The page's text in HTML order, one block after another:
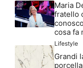
Maria
fratello
cosa fa
Lifestyle
Grandi